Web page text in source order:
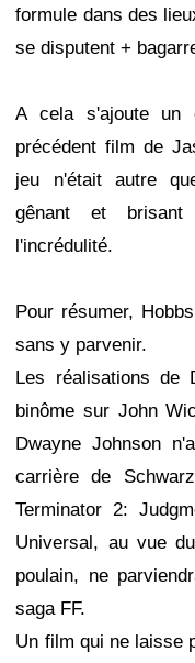
formule dans des
se disputent +
A cela s'ajoute
précédent film de
jeu n'était autre
gênant et
l'incrédulité.
Pour résumer,
sans y parvenir.
Les réalisations de
binôme sur John
Dwayne Johnson
carrière de
Terminator 2:
Universal, au vue
poulain, ne
saga FF.
Un film qui ne laisse